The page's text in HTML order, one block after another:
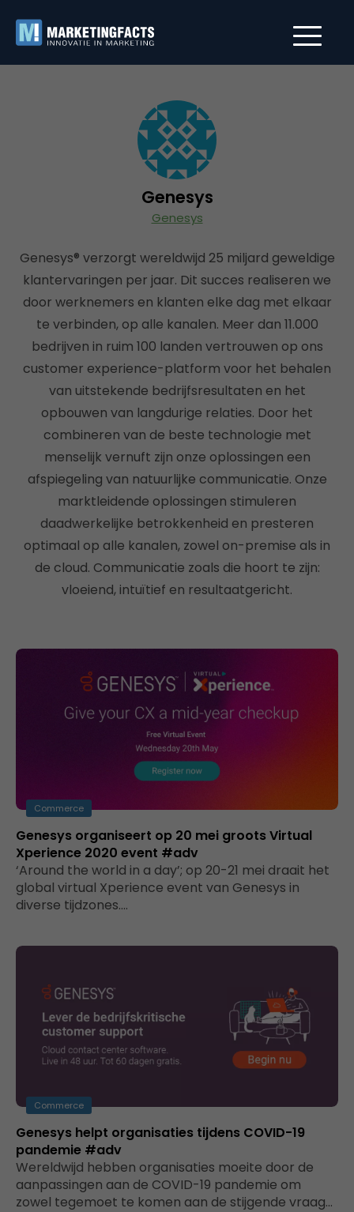
Genesys
Genesys
Genesys® verzorgt wereldwijd 25 miljard geweldige
klantervaringen per jaar. Dit succes realiseren we
door werknemers en klanten elke dag met elkaar
te verbinden, op alle kanalen. Meer dan 11.000
bedrijven in ruim 100 landen vertrouwen op ons
customer experience-platform voor het behalen
van uitstekende bedrijfsresultaten en het
opbouwen van langdurige relaties. Door het
combineren van de beste technologie met
menselijk vernuft zijn onze oplossingen een
afspiegeling van natuurlijke communicatie. Onze
marktleidende oplossingen stimuleren
daadwerkelijke betrokkenheid en presteren
optimaal op alle kanalen, zowel on-premise als in
de cloud. Communicatie zoals die hoort te zijn:
vloeiend, intuïtief en resultaatgericht.
Commerce
Genesys organiseert op 20 mei groots Virtual
Xperience 2020 event #adv
‘Around the world in a day’; op 20-21 mei draait het
global virtual Xperience event van Genesys in
diverse tijdzones.…
Commerce
Genesys helpt organisaties tijdens COVID-19
pandemie #adv
Wereldwijd hebben organisaties moeite door de
aanpassingen aan de COVID-19 pandemie om
zowel tegemoet te komen aan de stijgende vraag…